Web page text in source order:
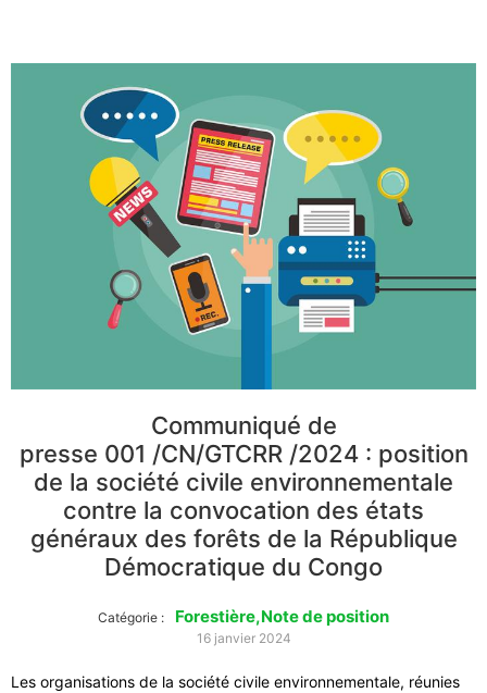
Communiqué de
presse 001 /CN/GTCRR /2024 : position
de la société civile environnementale
contre la convocation des états
généraux des forêts de la République
Démocratique du Congo
Catégorie : Forestière,Note de position
16 janvier 2024
Les organisations de la société civile environnementale, réunies